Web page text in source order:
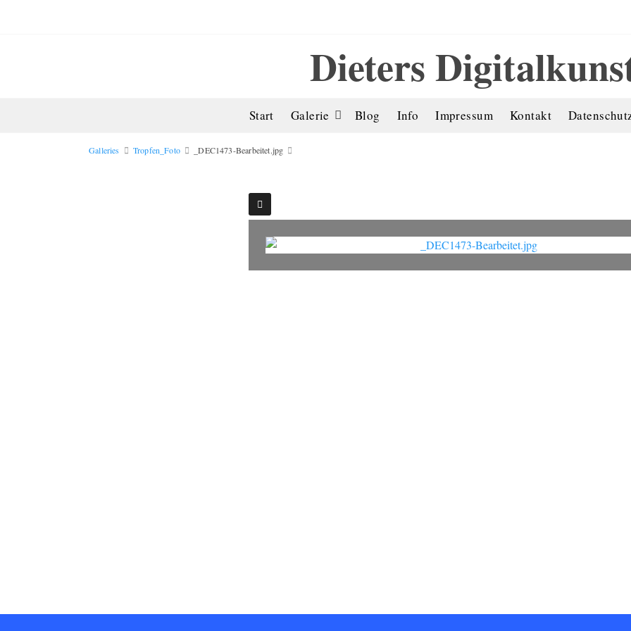
Dieters
Galleries Tropfen_Foto _DEC1473-Bearbeitet.jpg
Start Galerie Blog Info Impressum Kontakt